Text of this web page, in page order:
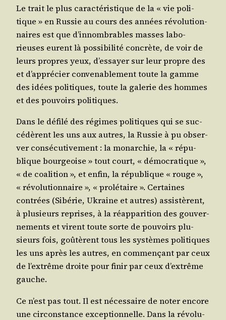
Le trait le plus carac­té­ris­tique de la « vie poli­
tique » en Rus­sie au cours des années révo­lu­tion­
naires est que d’innombrables masses labo­
rieuses eurent là pos­si­bi­li­té concrète, de voir de
leurs propres yeux, d’essayer sur leur propre des
et d’apprécier conve­na­ble­ment toute la gamme
des idées poli­tiques, toute la gale­rie des hommes
et des pou­voirs politiques.
Dans le défi­lé des régimes poli­tiques qui se suc­
cé­dèrent les uns aux autres, la Rus­sie à pu obser­
ver consé­cu­ti­ve­ment : la monar­chie, la « répu­
blique bour­geoise » tout court, « démo­cra­tique »,
« de coa­li­tion », et enfin, la répu­blique « rouge »,
« révo­lu­tion­naire », « pro­lé­taire ». Cer­taines
contrées (Sibé­rie, Ukraine et autres) assis­tèrent,
à plu­sieurs reprises, à la réap­pa­ri­tion des gou­ver­
ne­ments et virent toute sorte de pou­voirs plu­
sieurs fois, goû­tèrent tous les sys­tèmes poli­tiques
les uns après les autres, en com­men­çant par ceux
de l’extrême droite pour finir par ceux d’extrême
gauche.
Ce n’est pas tout. Il est néces­saire de noter encore
une cir­cons­tance excep­tion­nelle. Dans la révo­lu­